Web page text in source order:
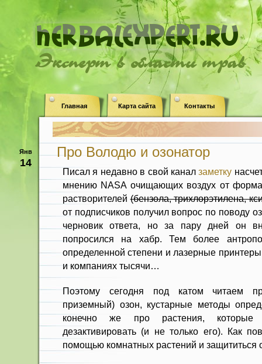
Эксперт в области трав
Главная Карта сайта Контакты
Янв
14
Про Володю и озонатор
Писал я недавно в свой каналзаметку
мнению NASA очищающих воздух от
растворителей(бензола, трихлорэтилена,
от подписчиков получил вопрос по поводу
черновик ответа, но за пару дней он
попросился на хабр. Тем более
определенной степени и лазерные
и компаниях тысячи…
Поэтому сегодня под катом читаем
приземный) озон, кустарные методы
конечно же про растения, которые
дезактивировать (и не только его). Как
помощью комнатных растений и защититься